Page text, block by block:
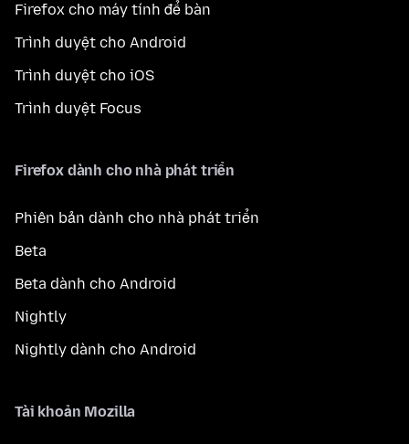
Firefox cho máy tính để bàn
Trình duyệt cho Android
Trình duyệt cho iOS
Trình duyệt Focus
Firefox dành cho nhà phát triển
Phiên bản dành cho nhà phát triển
Beta
Beta dành cho Android
Nightly
Nightly dành cho Android
Tài khoản Mozilla